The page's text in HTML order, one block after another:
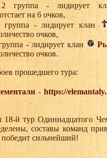
2 группа - лидирует
на 6 очков,
группа - лидирует клан
очков,
- лидирует клан
очков.
прошедшего тура:
- https://
18-й тур Одиннадцатого
составы команд
сильнейший!